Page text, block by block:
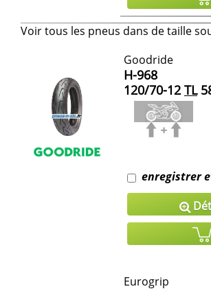
Voir tous les pneus dans de taille
Goodride
H-968
120/70-12 TL
enregistrer
Eurogrip